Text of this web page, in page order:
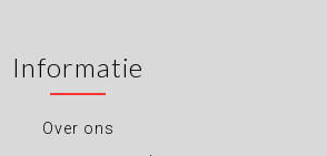
Informatie
Over ons